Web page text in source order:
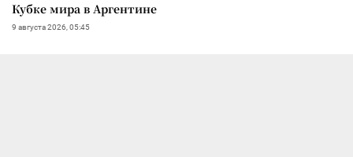
Кубке мира в Аргентине
9 августа 2026, 05:45